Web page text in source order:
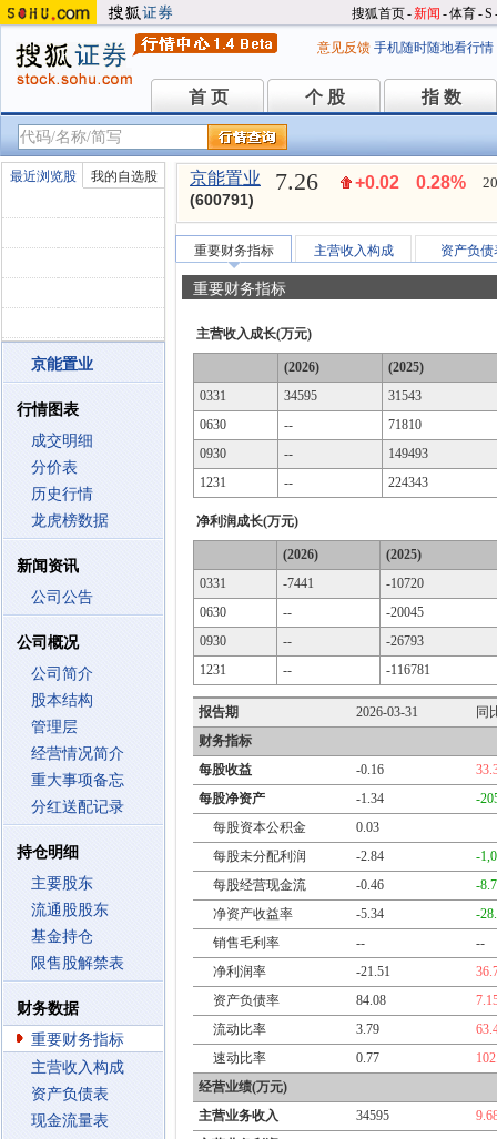
搜狐首页-新闻 -体育-S
意见反馈 手机随时随地看行情
首 页
首 页 个 股
个 股 指 数
指 数
最近浏览股 我的自选股
京能置业
行情图表
成交明细
分价表
历史行情
龙虎榜数据
新闻资讯
公司公告
公司概况
公司简介
股本结构
管理层
经营情况简介
重大事项备忘
分红送配记录
持仓明细
主要股东
流通股股东
基金持仓
限售股解禁表
财务数据
重要财务指标
主营收入构成
资产负债表
现金流量表
京能置业
(600791)
7.26 +0.02 0.28%
重要财务指标 主营收入构成 资产负债
重要财务指标
主营收入成长(万元)
(2026)
(2025)
0331
34595
31543
0630
--
71810
0930
--
149493
1231
-- 224343
净利润成长(万元)
(2026)
(2025)
0331
-7441
-10720
0630
--
-20045
0930
--
-26793
1231
-- -116781
报告期 2026-03-31
同
财务指标
每股收益
-0.16
每股净资产
-1.34
-
每股资本公积金
0.03
每股未分配利润
-2.84
-
每股经营现金流
-0.46
-
净资产收益率
-5.34
-
销售毛利率
--
--
净利润率
-21.51
资产负债率
84.08
流动比率
3.79
速动比率
0.77
经营业绩(万元)
主营业务收入
34595